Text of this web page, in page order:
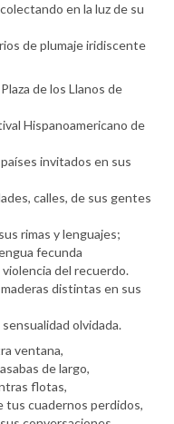
en la luz de su
de plumaje iridiscente
de los Llanos de
Hispanoamericano de
invitados en sus
calles, de sus gentes
rimas y lenguajes;
fecunda
del recuerdo.
distintas en sus
olvidada.
ventana,
de largo,
flotas,
tus cuadernos perdidos,